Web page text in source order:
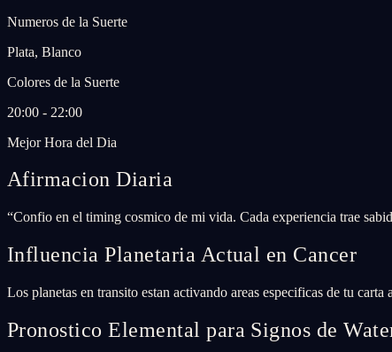
Numeros de la Suerte
Plata, Blanco
Colores de la Suerte
20:00 - 22:00
Mejor Hora del Dia
Afirmacion Diaria
“Confio en el timing cosmico de mi vida. Cada experiencia trae
Influencia Planetaria Actual en Cancer
Los planetas en transito estan activando areas especificas de tu
Pronostico Elemental para Signos de